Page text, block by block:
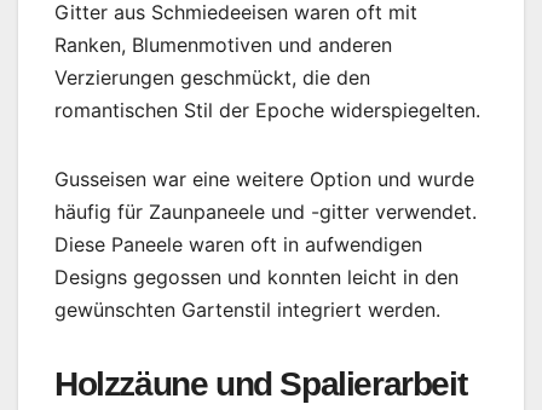
Gitter aus Schmiedeeisen waren oft mit
Ranken, Blumenmotiven und anderen
Verzierungen geschmückt, die den
romantischen Stil der Epoche widerspiegelten.
Gusseisen war eine weitere Option und wurde
häufig für Zaunpaneele und -gitter verwendet.
Diese Paneele waren oft in aufwendigen
Designs gegossen und konnten leicht in den
gewünschten Gartenstil integriert werden.
Holzzäune und Spalierarbeit